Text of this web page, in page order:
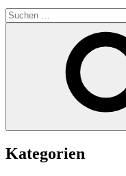
Suche
nach:
Kategorien